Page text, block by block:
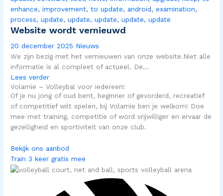
Website wordt vernieuwd
20 december 2025 Nieuws
We zijn bezig met het vernieuwen van onze website.Niet alle
informatie is al compleet of actueel. De...
Lees verder
Volamie – Volleybal voor iedereen!
Of je nu jong of oud bent, beginner of gevorderd, recreatief
of competitief wilt spelen, bij Volamie ben je welkom! Doe
mee met training, competitie of word vrijwilliger en ervaar de
gezelligheid en sportiviteit van onze club.
Bekijk ons aanbod
Train 3 keer gratis mee